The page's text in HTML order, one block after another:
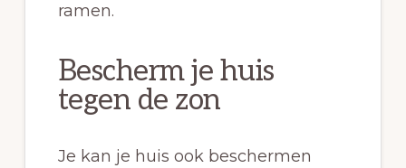
ramen.
Bescherm je huis
tegen de zon
Je kan je huis ook beschermen